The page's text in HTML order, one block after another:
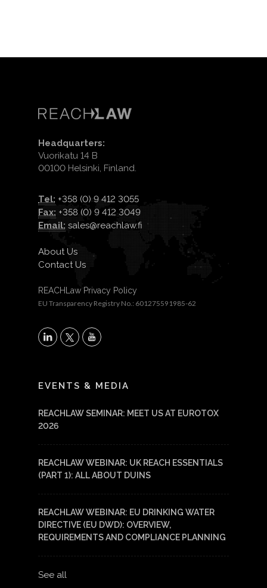
Headquarters:
Vuorikatu 14 B
00100 Helsinki, Finland.
Tel: +358 (0) 9 412 3055
Fax: +358 (0) 9 412 3049
Email: sales@reachlaw.fi
About Us
Contact Us
REACHLaw Privacy Policy
EU Transparency Registry No.: 601275591985-62
X
EVENTS & MEDIA
REACHLAW SEMINAR: MEET US AT EUROTOX
2026
REACHLAW WEBINAR: UK REACH ESSENTIALS
(PART 1): ALL ABOUT DUINS
REACHLAW WEBINAR: EU DRINKING WATER
DIRECTIVE (EU DWD): OVERVIEW,
REQUIREMENTS AND COMPLIANCE PLANNING
See all